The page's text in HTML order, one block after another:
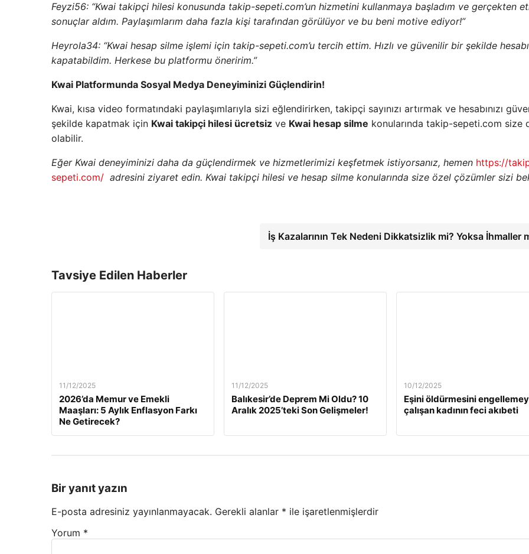
Feyzi56: “Kwai takipçi hilesi konusunda takip-sepeti.com’un hizmetini kullanmaya başladım ve gerçekten
sonuçlar aldım. Paylaşımlarım daha fazla kişi tarafından görülüyor ve bu beni motive ediyor!”
Heyrola34: “Kwai hesap silme işlemi için takip-sepeti.com’u tercih ettim. Hızlı ve güvenilir bir şekilde
kapatabildim. Herkese bu platformu öneririm.”
Kwai Platformunda Sosyal Medya Deneyiminizi Güçlendirin!
Kwai, kısa video formatındaki paylaşımlarıyla sizi eğlendirirken, takipçi sayınızı artırmak ve hesabınızı
şekilde kapatmak için Kwai takipçi hilesi ücretsiz ve Kwai hesap silme konularında takip-sepeti.com size
olabilir.
Eğer Kwai deneyiminizi daha da güçlendirmek ve hizmetlerimizi keşfetmek istiyorsanız, hemen https://
sepeti.com/ adresini ziyaret edin. Kwai takipçi hilesi ve hesap silme konularında size özel çözümler sizi
İş Kazalarının Tek Nedeni Dikkatsizlik mi? Yoksa İhmaller
Tavsiye Edilen Haberler
11/12/2025
2026’da Memur ve Emekli
Maaşları: 5 Aylık Enflasyon Farkı
Ne Getirecek?
11/12/2025
Balıkesir’de Deprem Mi Oldu? 10
Aralık 2025’teki Son Gelişmeler!
10/12/2025
Eşini öldürmesini
çalışan kadının feci akıbeti
Bir yanıt yazın
E-posta adresiniz yayınlanmayacak. Gerekli alanlar * ile işaretlenmişlerdir
Yorum *